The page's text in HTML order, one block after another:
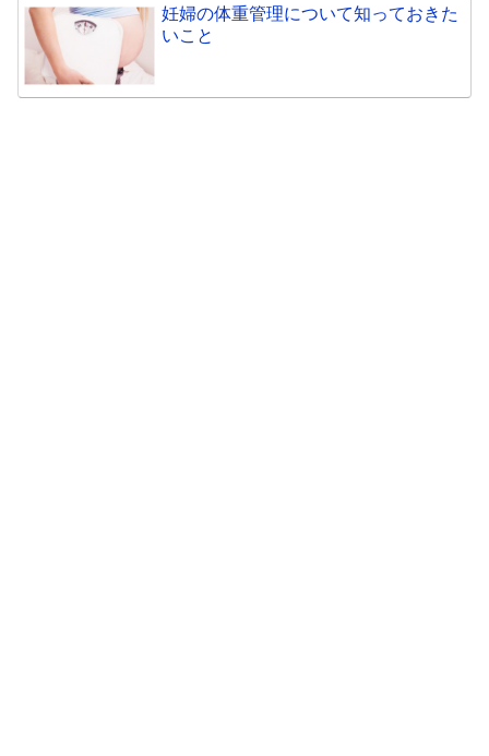
妊婦の体重管理について知っておきた
いこと